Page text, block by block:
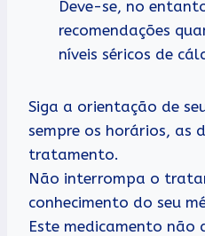
Deve-se, no
recomendações
níveis séricos de
Siga a orientação de
sempre os horários, as
tratamento.
Não interrompa o
conhecimento do seu
Este medicamento não